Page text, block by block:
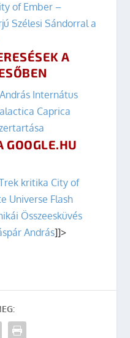
of Ember –
Szélesi Sándorral a
A
Internátus
Caprica
GOOGLE.HU
kritika City of
Universe Flash
Összeesküvés
András]]>